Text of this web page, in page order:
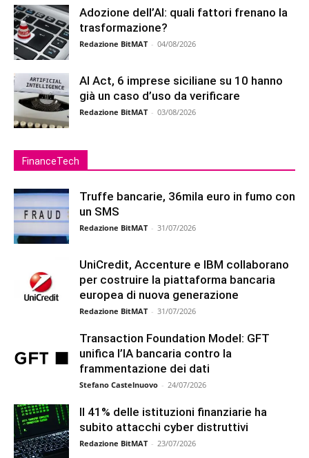
Adozione dell’AI: quali fattori frenano la
trasformazione?
Redazione BitMAT - 04/08/2026
AI Act, 6 imprese siciliane su 10 hanno
già un caso d’uso da verificare
Redazione BitMAT - 03/08/2026
FinanceTech
Truffe bancarie, 36mila euro in fumo con
un SMS
Redazione BitMAT - 31/07/2026
UniCredit, Accenture e IBM collaborano
per costruire la piattaforma bancaria
europea di nuova generazione
Redazione BitMAT - 31/07/2026
Transaction Foundation Model: GFT
unifica l’IA bancaria contro la
frammentazione dei dati
Stefano Castelnuovo - 24/07/2026
Il 41% delle istituzioni finanziarie ha
subito attacchi cyber distruttivi
Redazione BitMAT - 23/07/2026